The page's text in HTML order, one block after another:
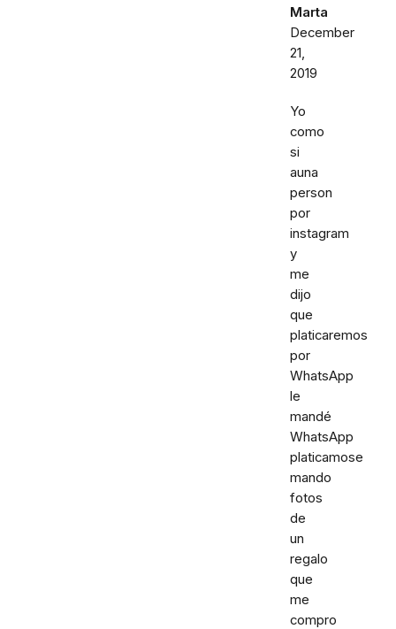
Marta
December
21,
2019
Yo
como
si
auna
person
por
instagram
y
me
dijo
que
platicaremos
por
WhatsApp
le
mandé
WhatsApp
platicamose
mando
fotos
de
un
regalo
que
me
compro